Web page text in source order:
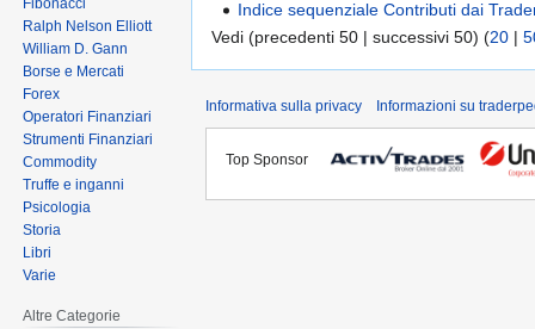
Indice sequenziale Contributi dai
Vedi (precedenti 50 | successivi 50) (20 |
Ralph Nelson Elliott
William D. Gann
Borse e Mercati
Forex
Operatori Finanziari
Strumenti Finanziari
Commodity
Truffe e inganni
Psicologia
Storia
Libri
Varie
Altre Categorie
Informativa sulla privacy Informazioni su
Top Sponsor